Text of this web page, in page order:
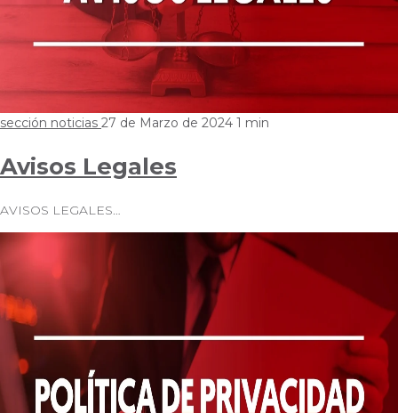
sección noticias 27 de Marzo de 2024 1 min
Avisos Legales
AVISOS LEGALES…